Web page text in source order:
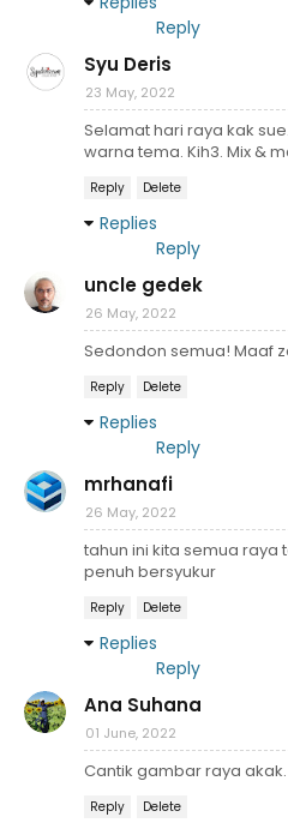
Reply
Syu Deris
23 May, 2022
Selamat hari raya kak
warna tema. Kih3. Mix &
Reply Delete
Replies
Reply
uncle gedek
26 May, 2022
Sedondon semua! Maaf
Reply Delete
Replies
Reply
mrhanafi
26 May, 2022
tahun ini kita semua raya
penuh bersyukur
Reply Delete
Replies
Reply
Ana Suhana
01 June, 2022
Cantik gambar raya
Reply Delete